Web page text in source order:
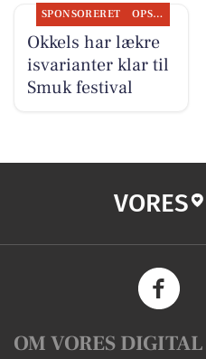
SPONSORERET OPSLAGSTAVLEN
Okkels har lækre
isvarianter klar til
Smuk festival
VORES
OM VORES DIGITAL